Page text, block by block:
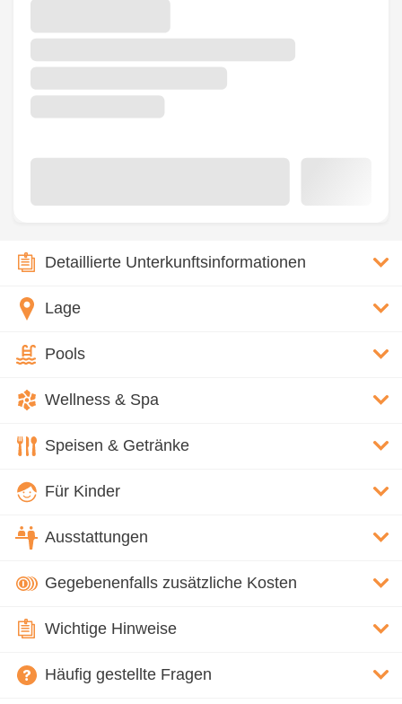
Detaillierte Unterkunftsinformationen
Lage
Pools
Wellness & Spa
Speisen & Getränke
Für Kinder
Ausstattungen
Gegebenenfalls zusätzliche Kosten
Wichtige Hinweise
Häufig gestellte Fragen